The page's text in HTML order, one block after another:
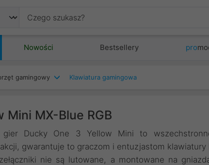
Nowości Bestsellery pro
gamingowy Klawiatura gamingowa
Mini MX-Blue RGB
gier Ducky One 3 Yellow Mini to
gwarantuje to graczom i entuzjastom
nie są lutowane, a montowane na